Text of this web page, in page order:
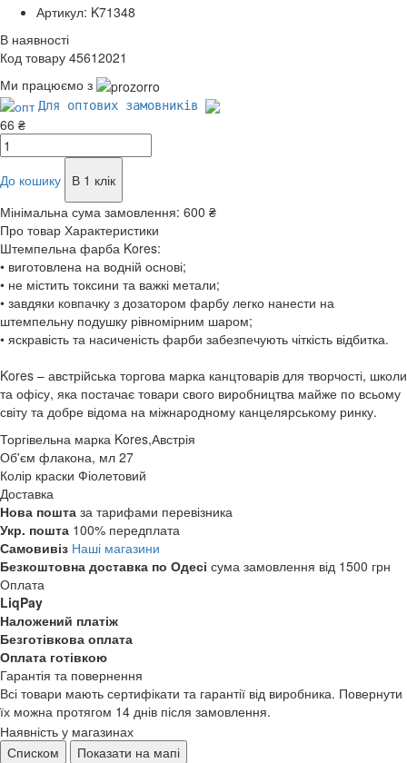
Артикул: K71348
В наявності
Код товару 45612021
Ми працюємо з
Для оптових замовників
66 ₴
До кошику
В 1 клік
Мінімальна сума замовлення: 600 ₴
Про товар Характеристики
Штемпельна фарба Kores:
• виготовлена на водній основі;
• не містить токсини та важкі метали;
• завдяки ковпачку з дозатором фарбу легко нанести на
штемпельну подушку рівномірним шаром;
• яскравість та насиченість фарби забезпечують чіткість відбитка.
Kores – австрійська торгова марка канцтоварів для творчості, школи
та офісу, яка постачає товари свого виробництва майже по всьому
світу та добре відома на міжнародному канцелярському ринку.
Торгівельна марка Kores,Австрія
Об'єм флакона, мл 27
Колір краски Фіолетовий
Доставка
Нова пошта за тарифами перевізника
Укр. пошта 100% передплата
Самовивіз Наші магазини
Безкоштовна доставка по Одесі сума замовлення від 1500 грн
Оплата
LiqPay
Наложений платіж
Безготівкова оплата
Оплата готівкою
Гарантія та повернення
Всі товари мають сертифікати та гарантії від виробника. Повернути
їх можна протягом 14 днів після замовлення.
Наявність у магазинах
Списком
Показати на мапі